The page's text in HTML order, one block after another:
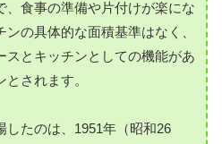
、食事の準備や片付けが楽にな
の具体的な面積基準はなく、
スとキッチンとしての機能があ
されます。
したのは、1951年（昭和26